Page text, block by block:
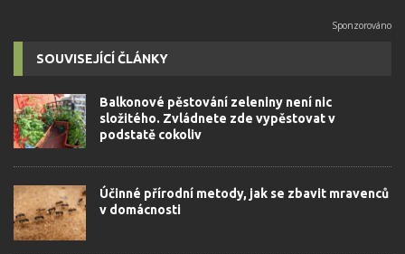
SOUVISEJÍCÍ ČLÁNKY
Balkonové pěstování zeleniny není nic
složitého. Zvládnete zde vypěstovat v
podstatě cokoliv
Účinné přírodní metody, jak se zbavit mravenců
v domácnosti